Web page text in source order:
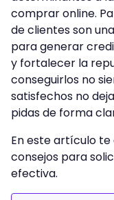
comprar online.
de clientes son
para generar
y fortalecer la
conseguirlos no
satisfechos no
pidas de forma
En este artículo
consejos para
efectiva.